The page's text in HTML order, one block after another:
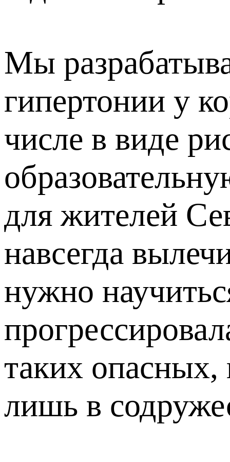
Мы
гипертонии у
числе в виде
для жителей
навсегда
нужно
таких опасных,
лишь в